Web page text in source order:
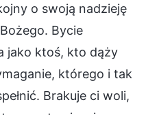
o swoją nadzieję
Bycie
jako ktoś, kto dąży
którego i tak
Brakuje ci woli,